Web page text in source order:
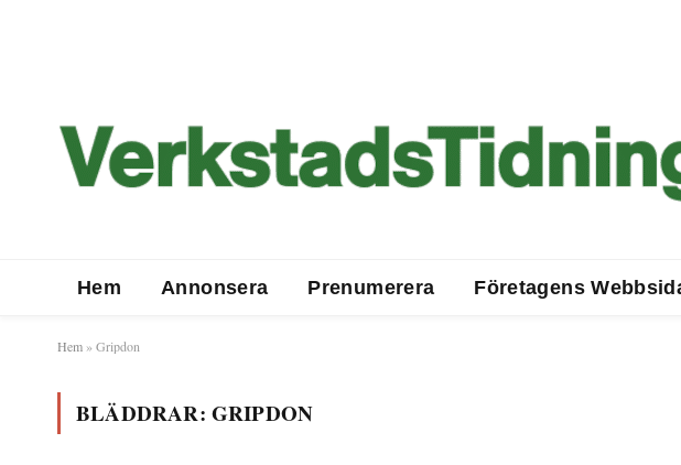
Hem Annonsera Prenumerera Företagens
Hem » Gripdon
BLÄDDRAR: GRIPDON